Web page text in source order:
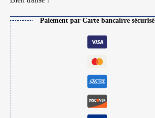
Paiement par Carte bancairre sécurisé